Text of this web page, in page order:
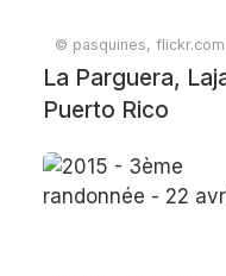
© pasquines, flickr.com
La Parguera,
Puerto Rico